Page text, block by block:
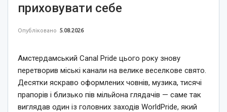
приховувати себе
Опубліковано 5.08.2026
Амстердамський Canal Pride цього року знову
перетворив міські канали на велике веселкове свято.
Десятки яскраво оформлених човнів, музика, тисячі
прапорів і близько пів мільйона глядачів — саме так
виглядав один із головних заходів WorldPride, який